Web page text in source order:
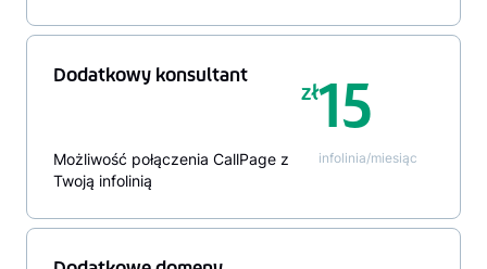
Dodatkowy konsultant
zł15
Możliwość połączenia CallPage z
Twoją infolinią
infolinia/miesiąc